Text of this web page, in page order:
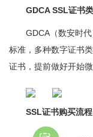
GDCA SSL证书
GDCA（数安时代
标准，多种数字证书
证书，提前做好开始
SSL证书购买流程